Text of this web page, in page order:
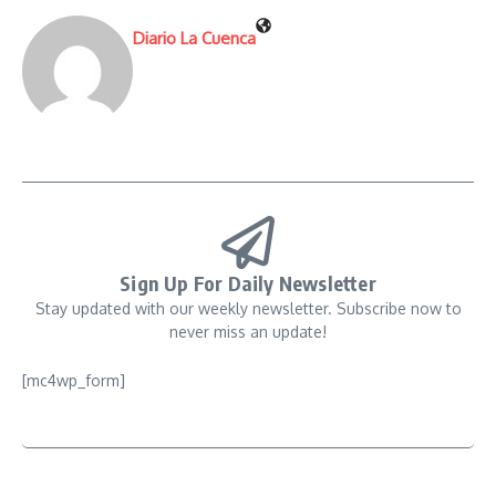
Diario La Cuenca
Sign Up For Daily Newsletter
Stay updated with our weekly newsletter. Subscribe now to
never miss an update!
[mc4wp_form]